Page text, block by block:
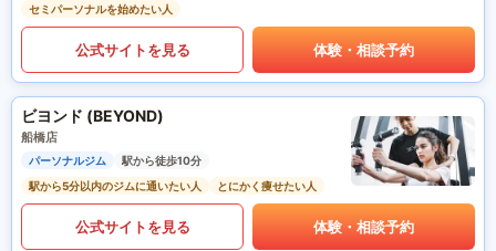
セミパーソナルを始めたい人
公式サイトを見る 体験・相談予約
ビヨンド (BEYOND)
船橋店
パーソナルジム
駅から徒歩10分
駅から5分以内のジムに通いたい人
とにかく痩せたい人
公式サイトを見る 体験・相談予約